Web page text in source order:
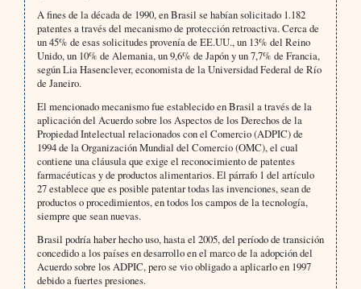
A fines de la década de 1990, en Brasil se habían solicitado 1.182
patentes a través del mecanismo de protección retroactiva. Cerca de
un 45% de esas solicitudes provenía de EE.UU., un 13% del Reino
Unido, un 10% de Alemania, un 9,6% de Japón y un 7,7% de Francia,
según Lia Hasenclever, economista de la Universidad Federal de Río
de Janeiro.
El mencionado mecanismo fue establecido en Brasil a través de la
aplicación del Acuerdo sobre los Aspectos de los Derechos de la
Propiedad Intelectual relacionados con el Comercio (ADPIC) de
1994 de la Organización Mundial del Comercio (OMC), el cual
contiene una cláusula que exige el reconocimiento de patentes
farmacéuticas y de productos alimentarios. El párrafo 1 del artículo
27 establece que es posible patentar todas las invenciones, sean de
productos o procedimientos, en todos los campos de la tecnología,
siempre que sean nuevas.
Brasil podría haber hecho uso, hasta el 2005, del período de transición
concedido a los países en desarrollo en el marco de la adopción del
Acuerdo sobre los ADPIC, pero se vio obligado a aplicarlo en 1997
debido a fuertes presiones.